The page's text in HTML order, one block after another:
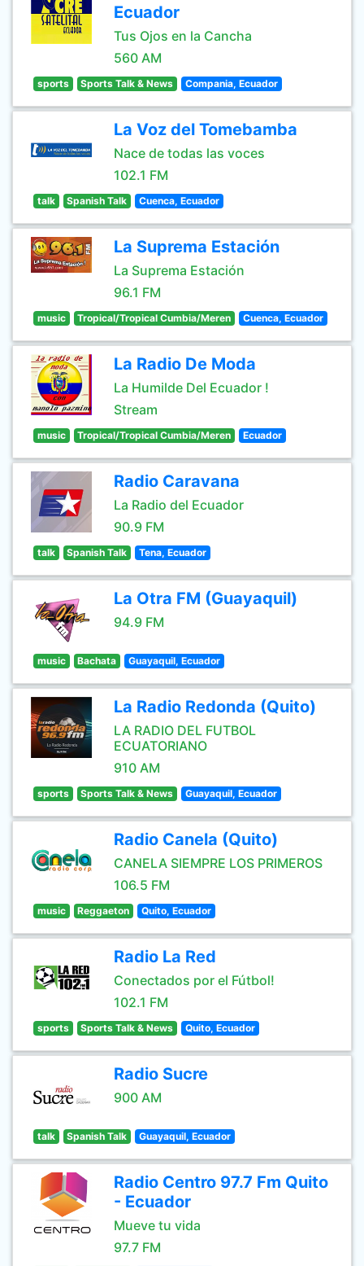
Ecuador
Tus Ojos en la Cancha
560 AM
sports Sports Talk & News Compania, Ecuador
La Voz del Tomebamba
Nace de todas las voces
102.1 FM
talk Spanish Talk Cuenca, Ecuador
La Suprema Estación
La Suprema Estación
96.1 FM
music Tropical/Tropical Cumbia/Meren Cuenca, Ecuador
La Radio De Moda
La Humilde Del Ecuador !
Stream
music Tropical/Tropical Cumbia/Meren Ecuador
Radio Caravana
La Radio del Ecuador
90.9 FM
talk Spanish Talk Tena, Ecuador
La Otra FM (Guayaquil)
94.9 FM
music Bachata Guayaquil, Ecuador
La Radio Redonda (Quito)
LA RADIO DEL FUTBOL
ECUATORIANO
910 AM
sports Sports Talk & News Guayaquil, Ecuador
Radio Canela (Quito)
CANELA SIEMPRE LOS PRIMEROS
106.5 FM
music Reggaeton Quito, Ecuador
Radio La Red
Conectados por el Fútbol!
102.1 FM
sports Sports Talk & News Quito, Ecuador
Radio Sucre
900 AM
talk Spanish Talk Guayaquil, Ecuador
Radio Centro 97.7 Fm Quito
- Ecuador
Mueve tu vida
97.7 FM